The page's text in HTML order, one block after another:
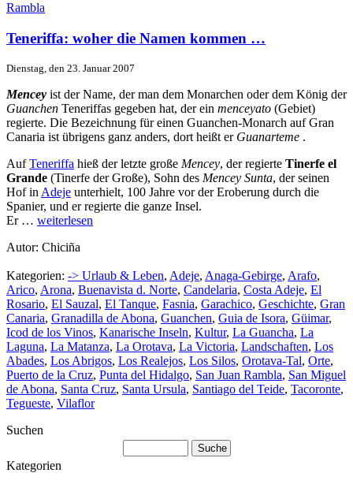
Rambla
Teneriffa: woher die Namen kommen …
Dienstag, den 23. Januar 2007
Mencey ist der Name, der man dem Monarchen oder dem König der
Guanchen Teneriffas gegeben hat, der ein menceyato (Gebiet)
regierte. Die Bezeichnung für einen Guanchen-Monarch auf Gran
Canaria ist übrigens ganz anders, dort heißt er Guanarteme .
AufTeneriffa hieß der letzte große Mencey, der regierte Tinerfe el
Grande (Tinerfe der Große), Sohn des Mencey Sunta, der seinen
Hof in Adeje unterhielt, 100 Jahre vor der Eroberung durch die
Spanier, und er regierte die ganze Insel.
Er … weiterlesen
Autor: Chiciña
Kategorien: -> Urlaub & Leben, Adeje, Anaga-Gebirge, Arafo,
Arico, Arona, Buenavista d. Norte, Candelaria, Costa Adeje, El
Rosario, El Sauzal, El Tanque, Fasnia, Garachico, Geschichte, Gran
Canaria, Granadilla de Abona, Guanchen, Guia de Isora, Güimar,
Icod de los Vinos, Kanarische Inseln, Kultur, La Guancha, La
Laguna, La Matanza, La Orotava, La Victoria, Landschaften, Los
Abades, Los Abrigos, Los Realejos, Los Silos, Orotava-Tal, Orte,
Puerto de la Cruz, Punta del Hidalgo, San Juan Rambla, San Miguel
de Abona, Santa Cruz, Santa Ursula, Santiago del Teide, Tacoronte,
Tegueste, Vilaflor
Suchen
Kategorien